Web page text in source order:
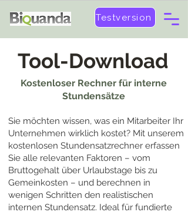
Testversion
Tool-Download
Kostenloser Rechner für interne
Stundensätze
Sie möchten wissen, was ein Mitarbeiter Ihr
Unternehmen wirklich kostet? Mit unserem
kostenlosen Stundensatzrechner erfassen
Sie alle relevanten Faktoren – vom
Bruttogehalt über Urlaubstage bis zu
Gemeinkosten – und berechnen in
wenigen Schritten den realistischen
internen Stundensatz. Ideal für fundierte